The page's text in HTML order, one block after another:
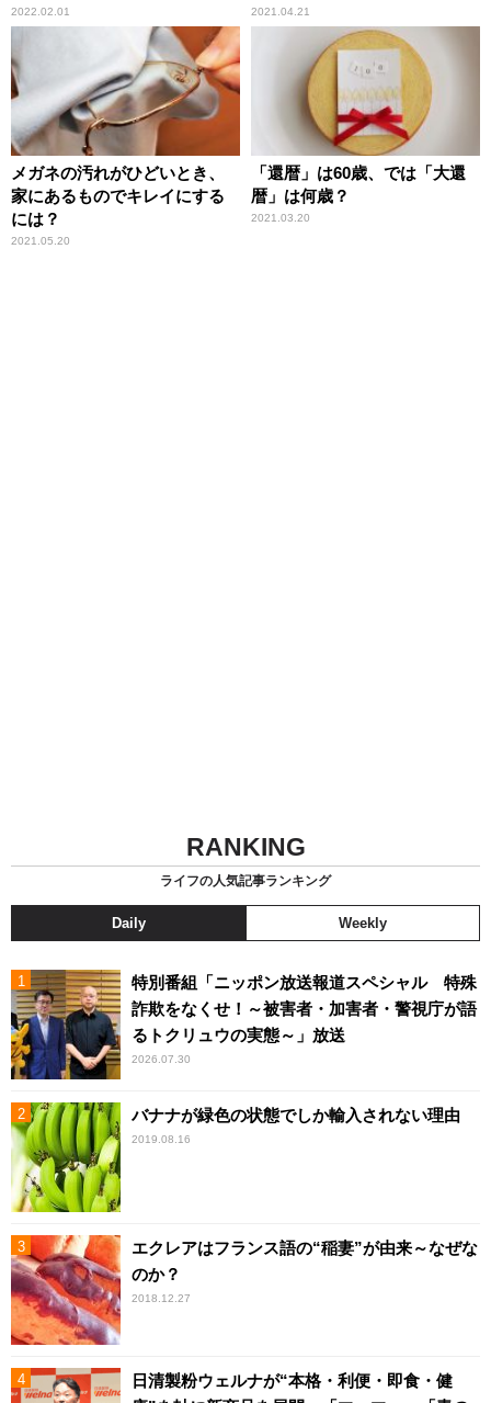
2022.02.01 2021.04.21
メガネの汚れがひどいとき、
家にあるものでキレイにする
には？
2021.05.20
「還暦」は60歳、では「大還
暦」は何歳？
2021.03.20
RANKING
ライフの人気記事ランキング
Daily Weekly
特別番組「ニッポン放送報道スペシャル 特殊
詐欺をなくせ！～被害者・加害者・警視庁が語
るトクリュウの実態～」放送
2026.07.30
バナナが緑色の状態でしか輸入されない理由
2019.08.16
エクレアはフランス語の“稲妻”が由来～なぜな
のか？
2018.12.27
日清製粉ウェルナが“本格・利便・即食・健